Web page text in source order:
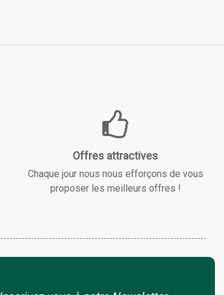
Offres attractives
Chaque jour nous nous efforçons de vous
proposer les meilleurs offres !